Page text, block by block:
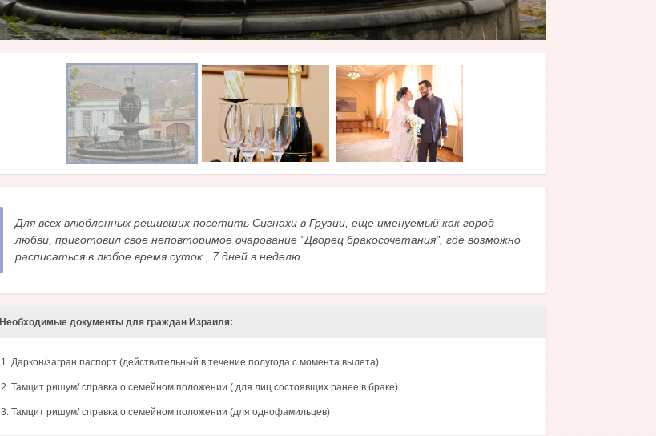
Для всех влюбленных решивших посетить Сигнахи в Грузии, еще именуемый как город
любви, приготовил свое неповторимое очарование "Дворец бракосочетания", где возможно
расписаться в любое время суток , 7 дней в неделю.
Необходимые документы для граждан Израиля:
Даркон/загран паспорт (действительный в течение полугода с момента вылета)
Тамцит ришум/ справка о семейном положении ( для лиц состоявщих ранее в браке)
Тамцит ришум/ справка о семейном положении (для однофамильцев)